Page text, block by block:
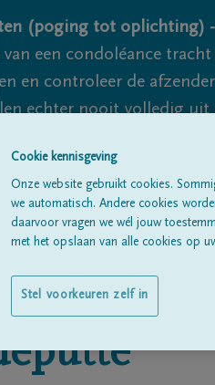
(poging tot oplichting) -
een condoléance
en controleer de
echter nooit volledig
Cookie kennisgeving
Onze website gebruikt cookies.
we automatisch. Andere cookies
daarvoor vragen we wél jouw
met het opslaan van alle cookies op
Stel voorkeuren zelf in